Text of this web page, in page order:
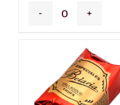
Bombón
nata
cantidad